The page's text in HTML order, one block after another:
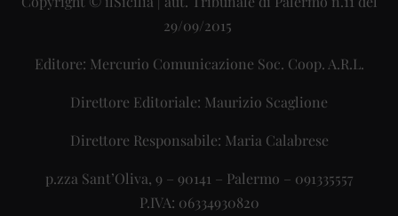
29/09/2015
Editore: Mercurio Comunicazione Soc. Coop. A.R.L.
Direttore Editoriale: Maurizio Scaglione
Direttore Responsabile: Maria Calabrese
p.zza Sant’Oliva, 9 – 90141 – Palermo – 091335557
P.IVA: 06334930820